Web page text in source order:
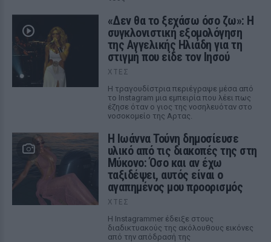
«Δεν θα το ξεχάσω όσο ζω»: Η
συγκλονιστική εξομολόγηση
της Αγγελικής Ηλιάδη για τη
στιγμή που είδε τον Ιησού
ΧΤΕΣ
Η τραγουδίστρια περιέγραψε μέσα από
το Instagram μια εμπειρία που λέει πως
έζησε όταν ο γιος της νοσηλευόταν στο
νοσοκομείο της Αρτας.
Η Ιωάννα Τούνη δημοσίευσε
υλικό από τις διακοπές της στη
Μύκονο: Όσο και αν έχω
ταξιδέψει, αυτός είναι ο
αγαπημένος μου προορισμός
ΧΤΕΣ
Η Instagrammer έδειξε στους
διαδικτυακούς της ακόλουθους εικόνες
από την απόδρασή της